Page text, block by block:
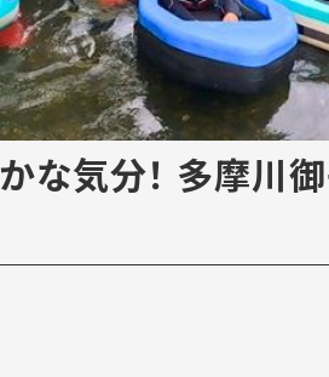
な気分！ 多摩川